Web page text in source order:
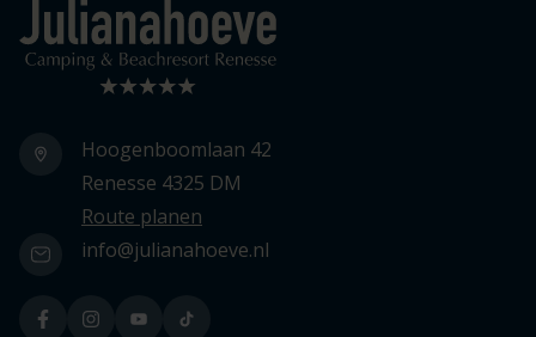
Logo Julianahoeve
Hoogenboomlaan 42
Renesse 4325 DM
Route planen
info@julianahoeve.nl